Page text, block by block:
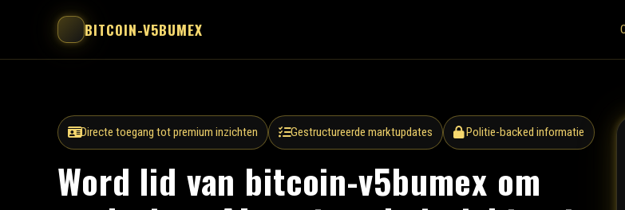
BITCOIN-V5BUMEX
Directe toegang tot premium inzichten Gestructureerde marktupdates Politie-backed informatie
Word lid van bitcoin-v5bumex om